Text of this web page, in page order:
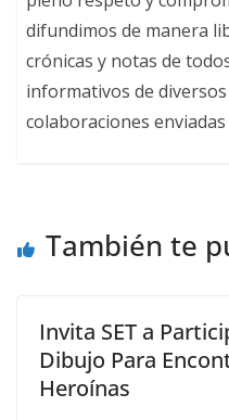
difundimos de manera
crónicas y notas de
informativos de
colaboraciones
También te
Invita SET a
Dibujo Para
Heroínas